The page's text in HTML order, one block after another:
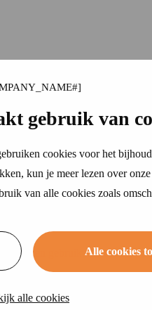
gebruik van
cookies voor het
kun je meer lezen over
van alle cookies zoals
Alle cookies
alle cookies
gebruikt die het